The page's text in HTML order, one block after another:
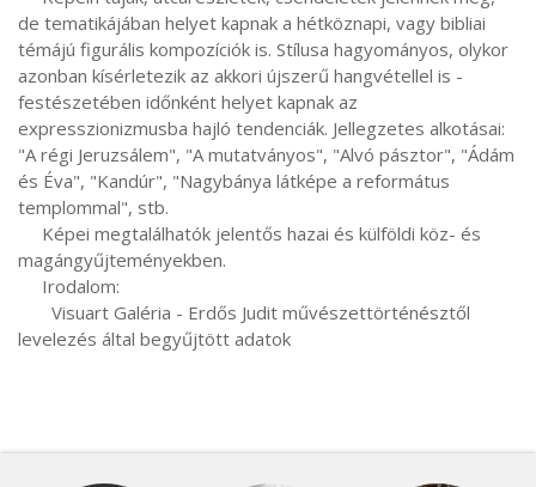
de tematikájában helyet kapnak a hétköznapi, vagy bibliai
témájú figurális kompozíciók is. Stílusa hagyományos, olykor
azonban kísérletezik az akkori újszerű hangvétellel is -
festészetében időnként helyet kapnak az
expresszionizmusba hajló tendenciák. Jellegzetes alkotásai:
"A régi Jeruzsálem", "A mutatványos", "Alvó pásztor", "Ádám
és Éva", "Kandúr", "Nagybánya látképe a református
templommal", stb.
magángyűjteményekben.
levelezés által begyűjtött adatok